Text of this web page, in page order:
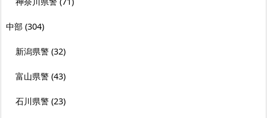
中部 (304)
新潟県警 (32)
富山県警 (43)
石川県警 (23)